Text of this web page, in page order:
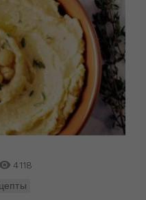
4118